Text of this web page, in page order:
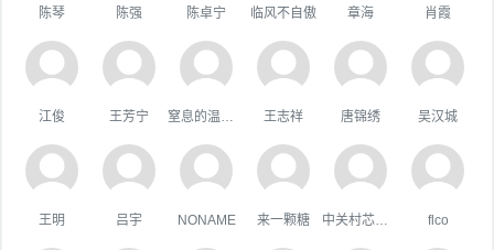
陈琴 陈强 陈卓宁 临风不自傲 章海 肖霞
江俊 王芳宁 王志祥 唐锦绣 吴汉城
王明 吕宇 NONAME 来一颗糖 flco